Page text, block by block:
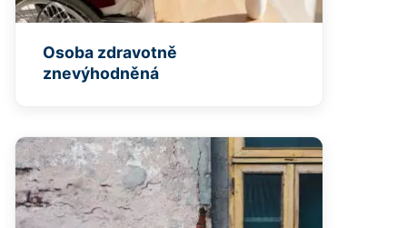
Osoba zdravotně
znevýhodněná